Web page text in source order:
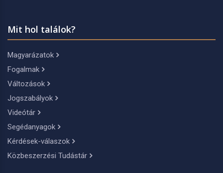
Mit hol találok?
Magyarázatok
Fogalmak
Változások
Jogszabályok
Videótár
Segédanyagok
Kérdések-válaszok
Közbeszerzési Tudástár